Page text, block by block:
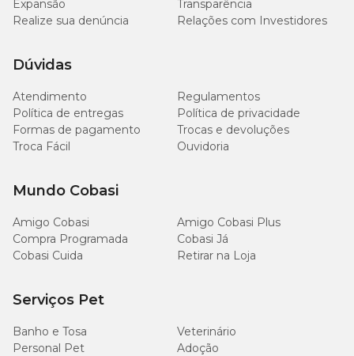
dentro da própria embalagem durante o consumo;
em local aberto, seco, arejado e sem luz direta;
sobre um estrado e sem contato com paredes.
rancificação (oxidação) da gordura;
menor palatabilidade (alteração do sabor);
menor valor energético (pela oxidação da gordura);
degradação das vitaminas lipossolúveis (A, D, E, K);
grande risco a saúde dos pets (intoxicação alimentar,
Expansão
Transparência
Realize sua denúncia
Relações com Investidores
Dúvidas
Atendimento
Regulamentos
Política de entregas
Política de privacidade
Formas de pagamento
Trocas e devoluções
Troca Fácil
Ouvidoria
Mundo Cobasi
Amigo Cobasi
Amigo Cobasi Plus
Compra Programada
Cobasi Já
Cobasi Cuida
Retirar na Loja
Serviços Pet
Banho e Tosa
Veterinário
Personal Pet
Adoção